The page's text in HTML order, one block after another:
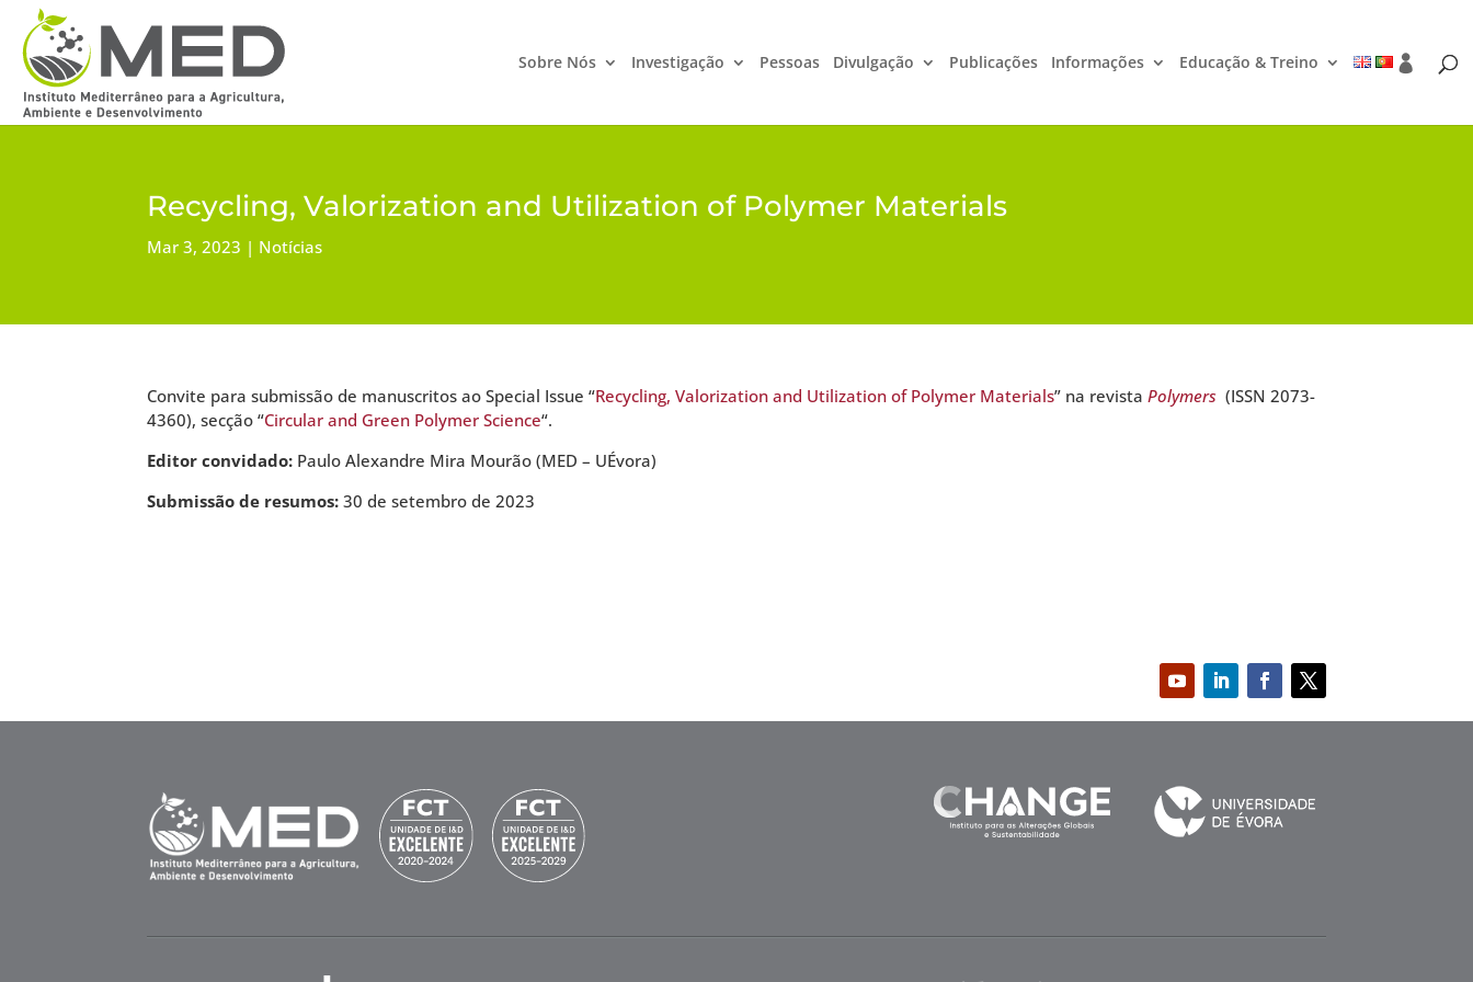
Sobre Nós Investigação Pessoas Divulgação Publicações Informações Educação & Treino
Recycling, Valorization and Utilization of Polymer Materials
Mar 3, 2023 Notícias
Convite para submissão de manuscritos ao Special Issue “Recycling, Valorization and Utilization of Polymer Materials” na revistaPolymers (ISSN 2073-
4360), secção “Circular and Green Polymer Science“.
Editor convidado: Paulo Alexandre Mira Mourão (MED – UÉvora)
Submissão de resumos:30 de setembro de 2023